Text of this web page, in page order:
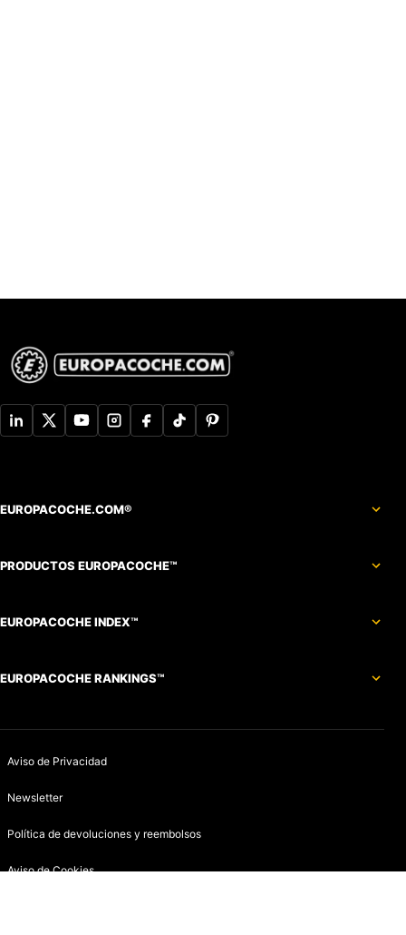
EUROPACOCHE.COM®
PRODUCTOS EUROPACOCHE™
EUROPACOCHE INDEX™
EUROPACOCHE RANKINGS™
Aviso de Privacidad
Newsletter
Política de devoluciones y reembolsos
Aviso de Cookies